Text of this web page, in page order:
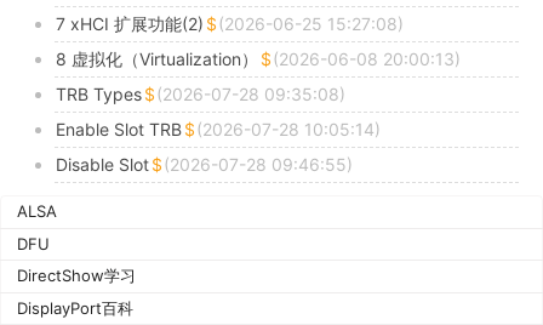
7 xHCI 扩展功能(2)
(2026-06-25 15:27:08)
8 虚拟化（Virtualization）
(2026-06-08 20:00:13)
TRB Types
(2026-07-28 09:35:08)
Enable Slot TRB
(2026-07-28 10:05:14)
Disable Slot
(2026-07-28 09:46:55)
ALSA
DFU
DirectShow学习
DisplayPort百科